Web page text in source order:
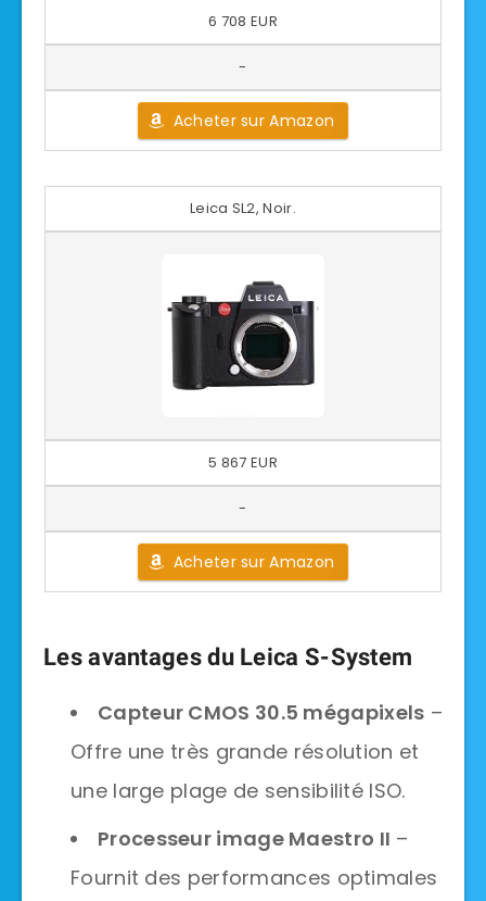
6 708 EUR
-
Acheter sur Amazon
Leica SL2, Noir.
5 867 EUR
-
Acheter sur Amazon
Les avantages du Leica S-System
Capteur CMOS 30.5 mégapixels –
Offre une très grande résolution et
une large plage de sensibilité ISO.
Processeur image Maestro II –
Fournit des performances optimales